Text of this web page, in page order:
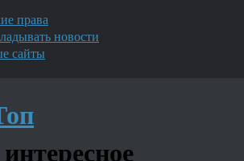
права
новости
сайты